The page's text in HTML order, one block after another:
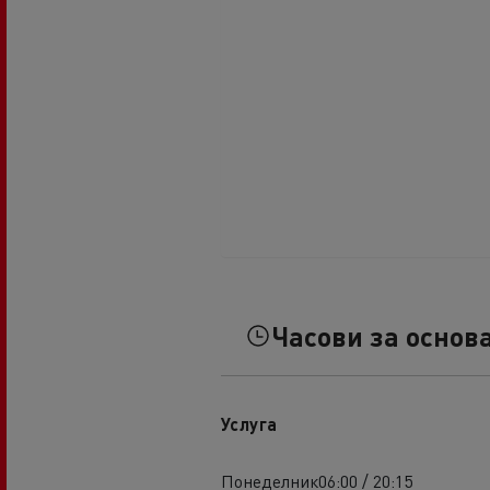
Часови за
Услуга
Понеделник06:00 / 20:15